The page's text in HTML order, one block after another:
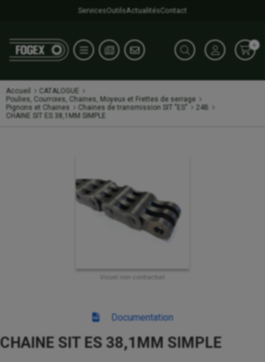
ServicesOutilsActualitésContact
0
Accueil
CATALOGUE
Poulies, Courroies, Chaines, Moyeux et Frettes de serrage
Pignons et Chaines
Chaines de transmission SIT "ES"
24B
CHAINE SIT ES 38,1MM SIMPLE
Visuel non contractuel
Documentation
CHAINE SIT ES 38,1MM SIMPLE